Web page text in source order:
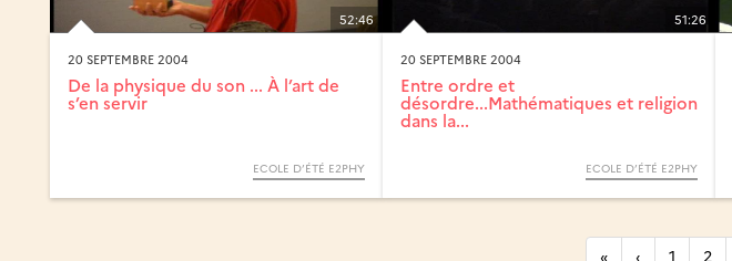
52:46
20 SEPTEMBRE 2004
De la physique du son ... À l’art de
s’en servir
ECOLE D’ÉTÉ E2PHY
51:26
20 SEPTEMBRE 2004
Entre ordre et
désordre...Mathématiques et religion
dans la...
ECOLE D’ÉTÉ E2PHY
« ‹ 1 2